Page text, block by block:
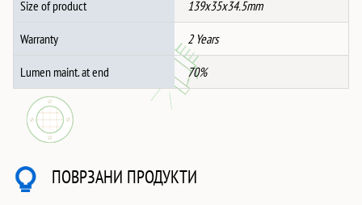
Size of product 139x35x34.5mm
Warranty 2 Years
Lumen maint. at end 70%
ПОВРЗАНИ ПРОДУКТИ